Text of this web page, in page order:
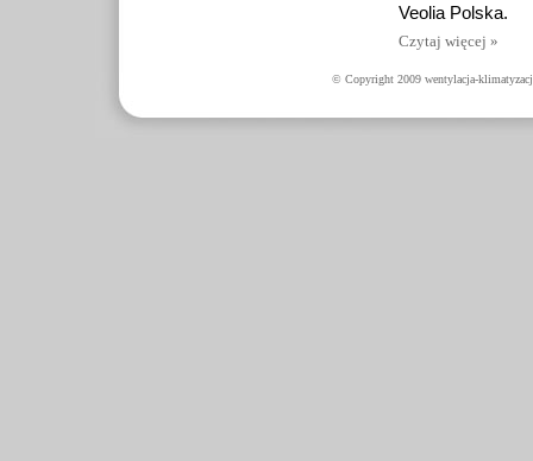
Veolia Polska.
Czytaj więcej »
© Copyright 2009 wentylacja-